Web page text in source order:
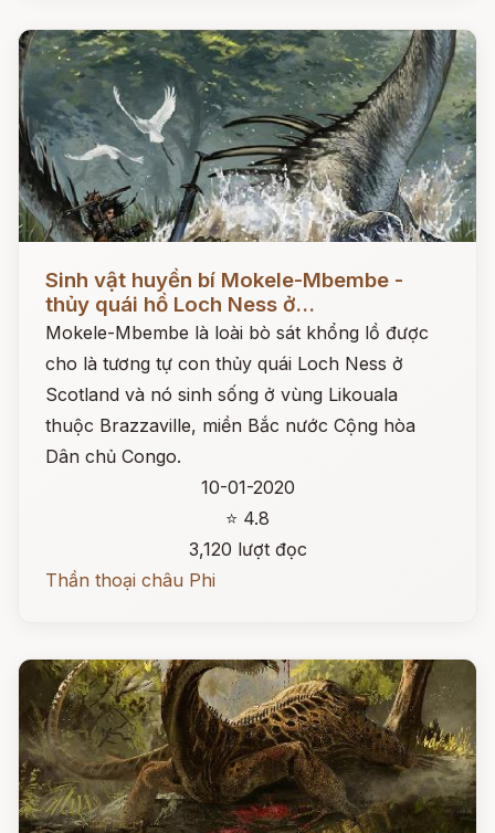
Sinh vật huyền bí Mokele-Mbembe -
thủy quái hồ Loch Ness ở...
Mokele-Mbembe là loài bò sát khổng lồ được
cho là tương tự con thủy quái Loch Ness ở
Scotland và nó sinh sống ở vùng Likouala
thuộc Brazzaville, miền Bắc nước Cộng hòa
Dân chủ Congo.
10-01-2020
⭐ 4.8
3,120 lượt đọc
Thần thoại châu Phi